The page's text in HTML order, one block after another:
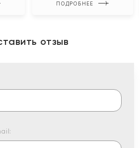
ПОДРОБНЕЕ
отзыв